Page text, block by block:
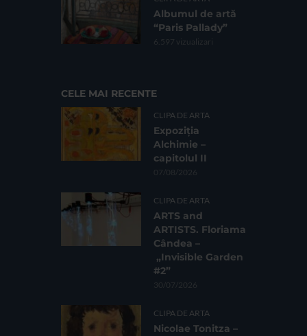
Albumul de artă
“Paris Pallady”
6.597 vizualizari
CELE MAI RECENTE
CLIPA DE ARTA
Expoziția
Alchimie –
capitolul II
07/08/2026
CLIPA DE ARTA
ARTS and
ARTISTS. Floriama
Cândea –
„Invisible Garden
#2”
30/07/2026
CLIPA DE ARTA
Nicolae Tonitza –